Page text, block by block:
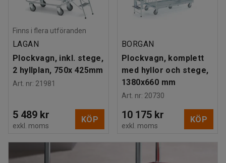
Finns i flera utföranden
LAGAN
Plockvagn, inkl. stege,
2 hyllplan, 750x 425mm
Art. nr: 21981
5 489 kr
exkl. moms
KÖP
BORGAN
Plockvagn, komplett
med hyllor och stege,
1380x660 mm
Art. nr: 20730
10 175 kr
exkl. moms
KÖP